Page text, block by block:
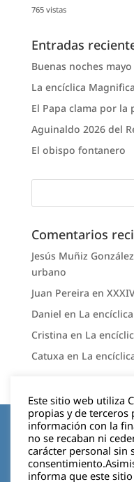
765 vistas
Entradas
Buenas noches
La encíclica
El Papa clama por la
Aguinaldo 2026 del
El obispo fontanero
Comentarios
Jesús Muñiz González
urbano
Juan Pereira en
Daniel en La
Cristina en La
Catuxa en La
Este sitio web utiliza
propias y de terceros
información con la
no se recaban ni
carácter personal sin
informa que este